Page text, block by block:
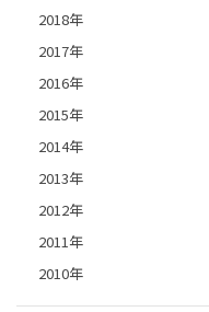
2018年
2017年
2016年
2015年
2014年
2013年
2012年
2011年
2010年